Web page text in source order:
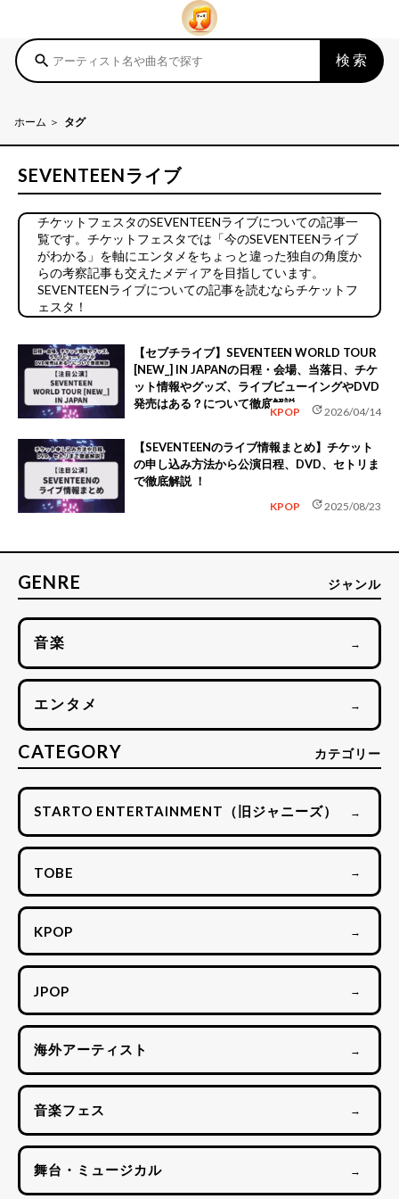
search 検索
ホーム タグ
SEVENTEENライブ
チケットフェスタのSEVENTEENライブについての記事一
覧です。チケットフェスタでは「今のSEVENTEENライブ
がわかる」を軸にエンタメをちょっと違った独自の角度か
らの考察記事も交えたメディアを目指しています。
SEVENTEENライブについての記事を読むならチケットフ
ェスタ！
【セブチライブ】SEVENTEEN WORLD TOUR
[NEW_] IN JAPANの日程・会場、当落日、チケ
ット情報やグッズ、ライブビューイングやDVD
発売はある？について徹底解説
KPOP update2026/04/14
【SEVENTEENのライブ情報まとめ】チケット
の申し込み方法から公演日程、DVD、セトリま
で徹底解説 ！
KPOP update2025/08/23
GENRE ジャンル
音楽 →
エンタメ →
CATEGORY カテゴリー
STARTO ENTERTAINMENT（旧ジャニーズ） →
TOBE →
KPOP →
JPOP →
海外アーティスト →
音楽フェス →
舞台・ミュージカル →